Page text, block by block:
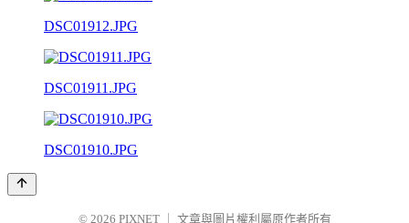
DSC01912.JPG
DSC01911.JPG
DSC01910.JPG
© 2026 PIXNET 文章與圖片權利屬原作者所有